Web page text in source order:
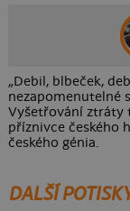
„Debil, blbeček,
nezapomenutelné
Vyšetřování ztráty
příznivce českého
českého génia.
DALŠÍ